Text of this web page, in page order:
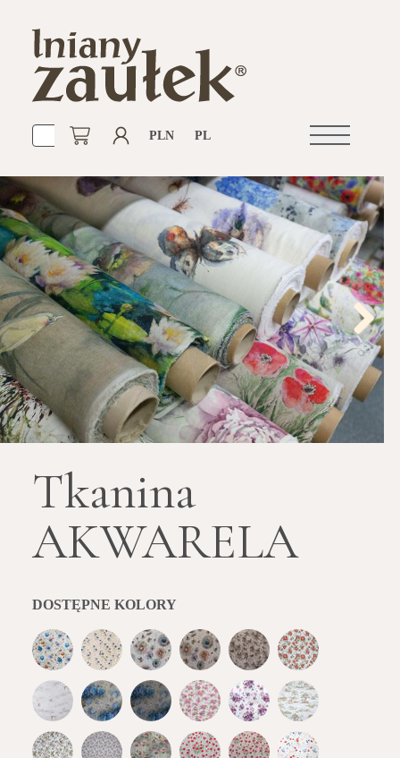
Otwórz
PLN PL
Next
Tkanina
AKWARELA
DOSTĘPNE KOLORY